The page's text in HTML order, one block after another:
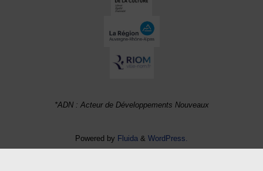
*ADN : Acteur de Développements Nouveaux
Powered by Fluida & WordPress.